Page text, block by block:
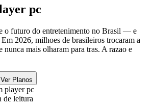
pc
o futuro do entretenimento no Brasil — e
2026, milhoes de brasileiros trocaram a
mais olharam para tras. A razao e
Ver Planos
player pc
de leitura